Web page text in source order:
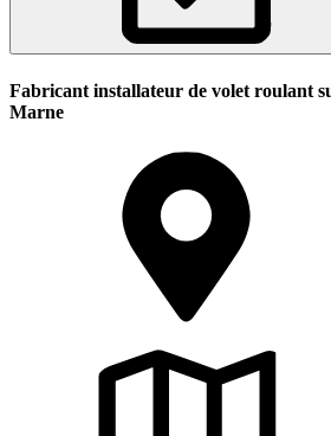
Fabricant installateur de volet roulant
Marne